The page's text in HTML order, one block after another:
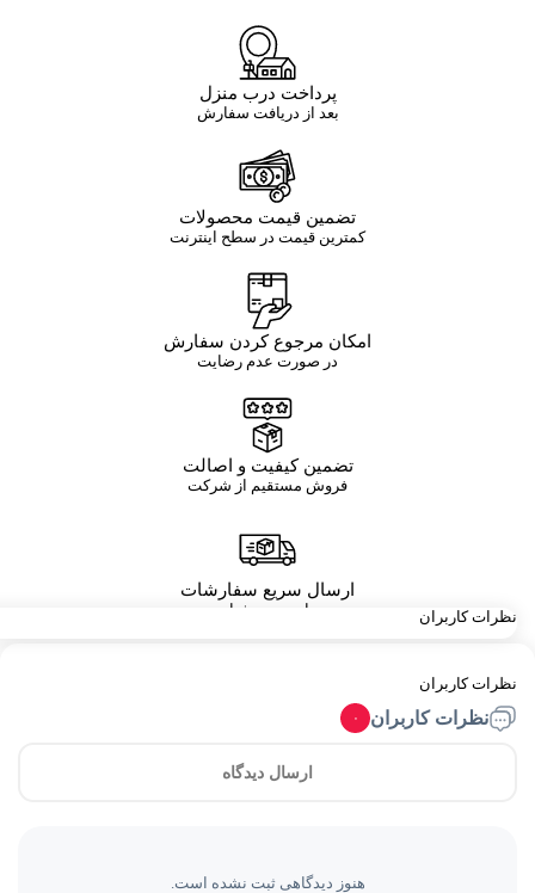
پرداخت درب منزل
بعد از دریافت سفارش
تضمین قیمت محصولات
کمترین قیمت در سطح اینترنت
امکان مرجوع کردن سفارش
در صورت عدم رضایت
تضمین کیفیت و اصالت
فروش مستقیم از شرکت
ارسال سریع سفارشات
با پست پیشتاز نظرات کاربران
نظرات کاربران
نظرات کاربران ۰
ارسال دیدگاه
هنوز دیدگاهی ثبت نشده است.